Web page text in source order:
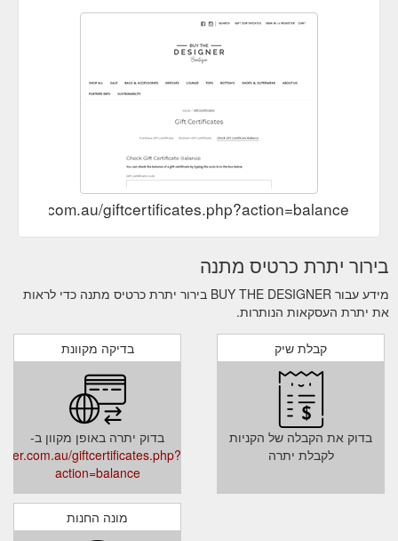
giftcertificates.php?action=balance
בירור יתרת כרטיס מתנה
מידע עבור BUY THE DESIGNER בירור יתרת כרטיס מתנה כדי לראות
את יתרת העסקאות הנותרות.
בדיקה מקוונת
בדוק יתרה באופן מקוון ב-
giftcertificates.php?
action=balance
קבלת שיק
בדוק את הקבלה של הקניות
לקבלת יתרה
מונה החנות